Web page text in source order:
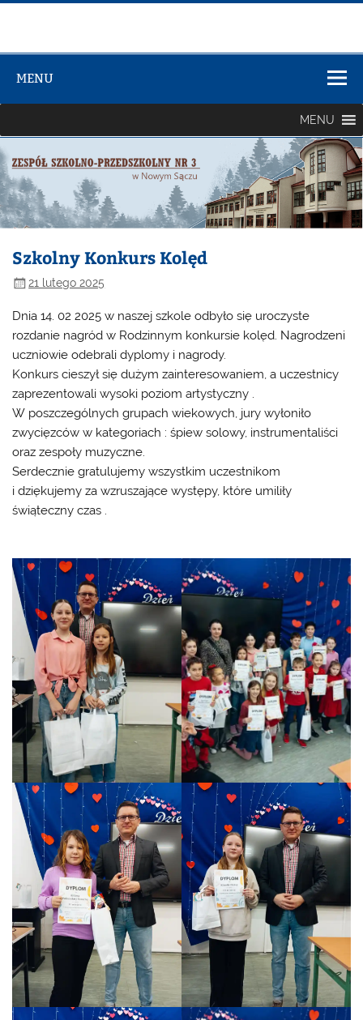
Szkolno-
Przedszkolny
nr 3
MENU
MENU
Szkolny Konkurs Kolęd
21 lutego 2025
Dnia 14. 02 2025 w naszej szkole odbyło się uroczyste
rozdanie nagród w Rodzinnym konkursie kolęd. Nagrodzeni
uczniowie odebrali dyplomy i nagrody.
Konkurs cieszył się dużym zainteresowaniem, a uczestnicy
zaprezentowali wysoki poziom artystyczny .
W poszczególnych grupach wiekowych, jury wyłoniło
zwycięzców w kategoriach : śpiew solowy, instrumentaliści
oraz zespoły muzyczne.
Serdecznie gratulujemy wszystkim uczestnikom
i dziękujemy za wzruszające występy, które umiliły
świąteczny czas .